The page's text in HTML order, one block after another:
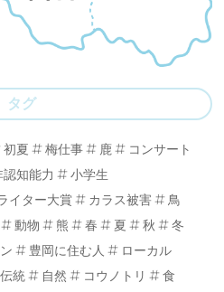
タグ
初夏 梅仕事 鹿
コンサート
認知能力
小学生
イター大賞
カラス被害
鳥
動物 熊 春 夏 秋
冬
豊岡に住む人
ローカル
伝統 自然 コウノトリ
食